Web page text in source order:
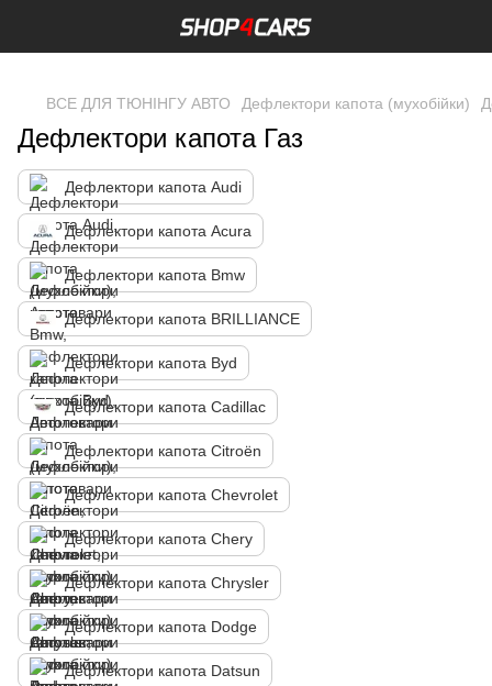
ВСЕ ДЛЯ ТЮНІНГУ АВТО Дефлектори капота (мухобійки)
Дефлектори капота Газ
Дефлектори капота Audi
Дефлектори капота Acura
Дефлектори капота Bmw
Дефлектори капота BRILLIANCE
Дефлектори капота Byd
Дефлектори капота Cadillac
Дефлектори капота Citroën
Дефлектори капота Chevrolet
Дефлектори капота Chery
Дефлектори капота Chrysler
Дефлектори капота Dodge
Дефлектори капота Datsun